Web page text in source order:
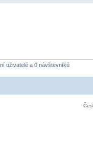
uživatelé a 0 návštevníků